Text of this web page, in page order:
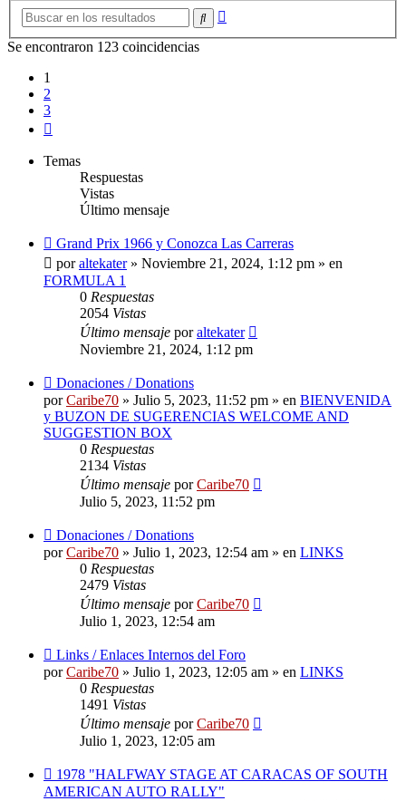
Buscar
Se encontraron 123 coincidencias
1
2
3
Temas
Respuestas
Vistas
Último mensaje
Nuevo
mensaje
Grand Prix 1966 y Conozca Las Carreras
poraltekater» Noviembre 21, 2024, 1:12 pm » en
FORMULA 1
0 Respuestas
2054 Vistas
Último mensaje poraltekater
Noviembre 21, 2024, 1:12 pm
Nuevo
mensaje
Donaciones / Donations
porCaribe70 » Julio 5, 2023, 11:52 pm » en BIENVENIDA
y BUZON DE SUGERENCIAS WELCOME AND
SUGGESTION BOX
0 Respuestas
2134 Vistas
Último mensaje porCaribe70
Julio 5, 2023, 11:52 pm
Nuevo
mensaje
Donaciones / Donations
porCaribe70 » Julio 1, 2023, 12:54 am » en LINKS
0 Respuestas
2479 Vistas
Último mensaje porCaribe70
Julio 1, 2023, 12:54 am
Nuevo
mensaje
Links / Enlaces Internos del Foro
porCaribe70 » Julio 1, 2023, 12:05 am » en LINKS
0 Respuestas
1491 Vistas
Último mensaje porCaribe70
Julio 1, 2023, 12:05 am
Nuevo
mensaje
1978 "HALFWAY STAGE AT CARACAS OF SOUTH
AMERICAN AUTO RALLY"